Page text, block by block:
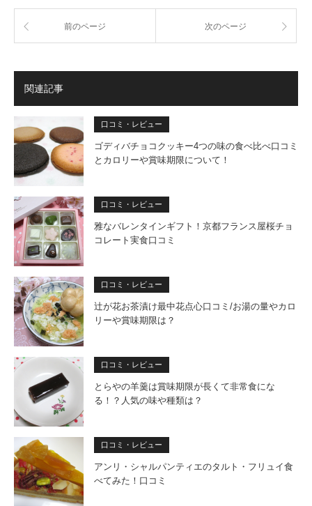
前のページ 次のページ
関連記事
口コミ・レビュー
ゴディバチョコクッキー4つの味の食べ比べ口コミ
とカロリーや賞味期限について！
口コミ・レビュー
雅なバレンタインギフト！京都フランス屋桜チョ
コレート実食口コミ
口コミ・レビュー
辻が花お茶漬け最中花点心口コミ/お湯の量やカロ
リーや賞味期限は？
口コミ・レビュー
とらやの羊羹は賞味期限が長くて非常食にな
る！？人気の味や種類は？
口コミ・レビュー
アンリ・シャルパンティエのタルト・フリュイ食
べてみた！口コミ